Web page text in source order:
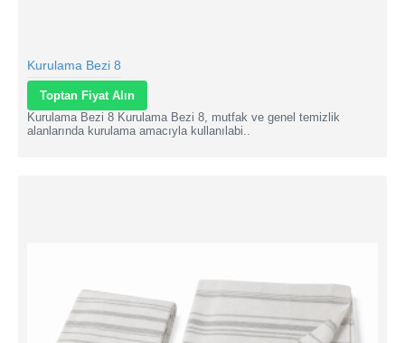
Kurulama Bezi 8
Toptan Fiyat Alın
Kurulama Bezi 8 Kurulama Bezi 8, mutfak ve genel temizlik
alanlarında kurulama amacıyla kullanılabi..